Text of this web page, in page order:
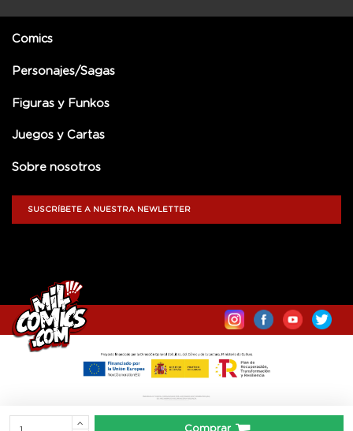
Comprar
Comics
Personajes/Sagas
Figuras y Funkos
Juegos y Cartas
Sobre nosotros
SUSCRÍBETE A NUESTRA NEWLETTER